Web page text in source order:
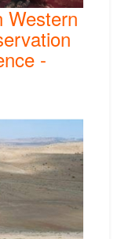
Western
-